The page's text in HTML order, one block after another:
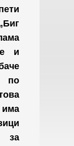
и
по
за